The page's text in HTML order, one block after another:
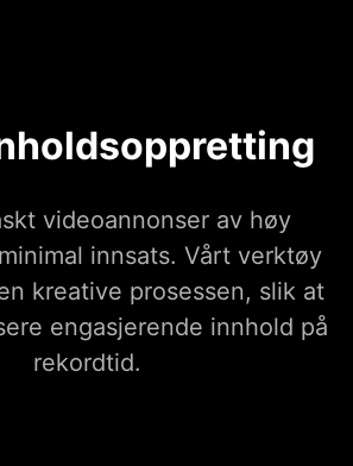
videoannonser av høy
innsats. Vårt verktøy
kreative prosessen, slik at
engasjerende innhold på
rekordtid.